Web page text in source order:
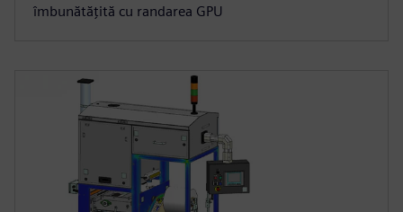
îmbunătățită cu randarea GPU